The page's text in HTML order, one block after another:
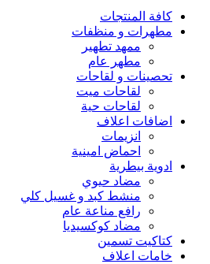
كافة المنتجات
مطهرات و منظفات
ممهد تطهير
مطهر عام
تحصينات و لقاحات
لقاحات ميت
لقاحات حية
اضافات اعلاف
انزيمات
احماض امينية
ادوية بيطرية
مضاد حيوي
منشط كبد و غسيل كلي
رافع مناعة عام
مضاد كوكسيديا
كتاكيت تسمين
خامات اعلاف